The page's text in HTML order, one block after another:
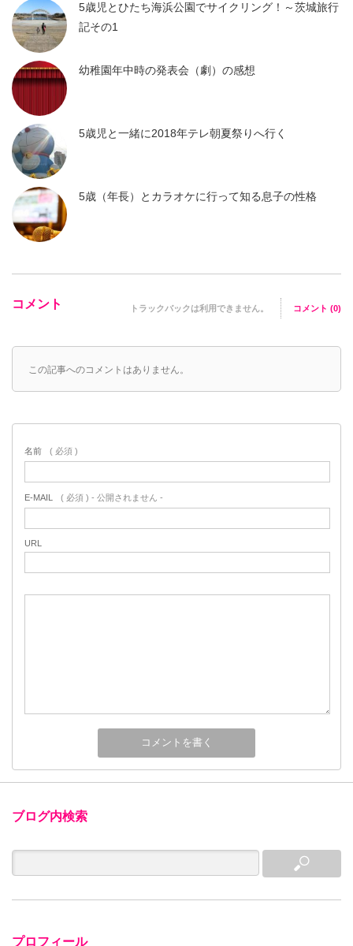
5歳児とひたち海浜公園でサイクリング！～茨城旅行
記その1
幼稚園年中時の発表会（劇）の感想
5歳児と一緒に2018年テレ朝夏祭りへ行く
5歳（年長）とカラオケに行って知る息子の性格
コメント トラックバックは利用できません。 コメント (0)
この記事へのコメントはありません。
名前 ( 必須 )
E-MAIL ( 必須 ) - 公開されません -
URL
ブログ内検索
プロフィール